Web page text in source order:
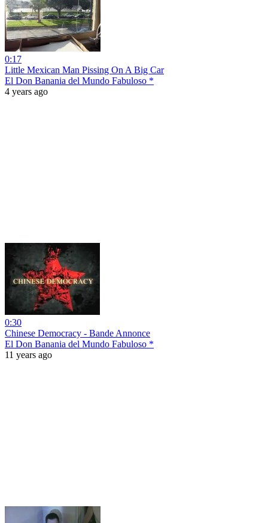
0:17
Little Mexican Man Pissing On A Big Car
El Don Banania del Mundo Fabuloso *
4 years ago
0:30
Chinese Democracy - Bande Annonce
El Don Banania del Mundo Fabuloso *
11 years ago